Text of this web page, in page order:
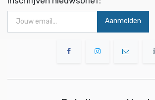
Aanmelden